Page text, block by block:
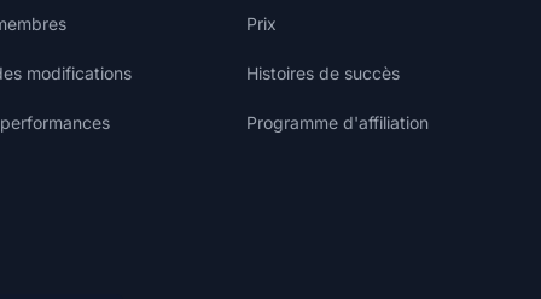
modifications
Prix
Histoires de succès
Programme d'affiliation